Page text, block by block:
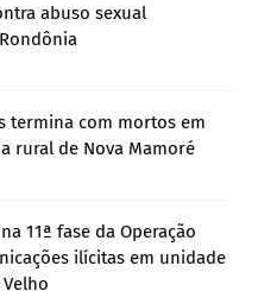
abuso sexual
termina com mortos em
rural de Nova Mamoré
11ª fase da Operação
ilícitas em unidade